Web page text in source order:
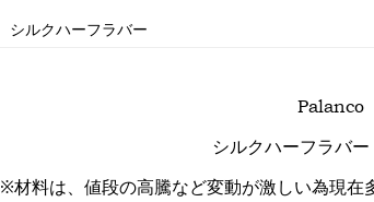
シルクハーフラバー
Palanco
シルクハーフラバ
※材料は、値段の高騰など変動が激しい為現在